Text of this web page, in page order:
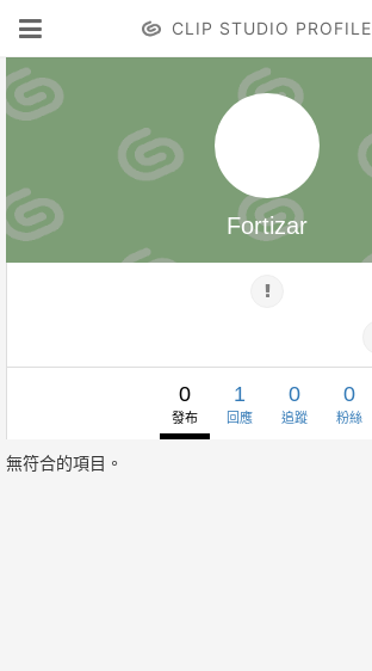
CLIP STUDIO PROFILE
Fortizar
0
發布
1
回應
0
追蹤
0
粉絲
無符合的項目。